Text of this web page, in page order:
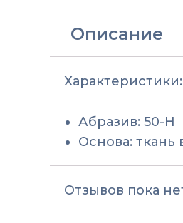
Описание
Характеристики:
Абразив: 50-Н
Основа: ткань
Отзывов пока